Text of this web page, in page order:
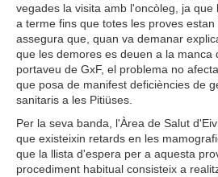
vegades la visita amb l'oncòleg, ja que
a terme fins que totes les proves
assegura que, quan va demanar
que les demores es deuen a la manca
portaveu de GxF, el problema no
que posa de manifest deficiències de
sanitaris a les Pitiüses.
Per la seva banda, l'Àrea de Salut
que existeixin retards en les
que la llista d'espera per a aquesta
procediment habitual consisteix a